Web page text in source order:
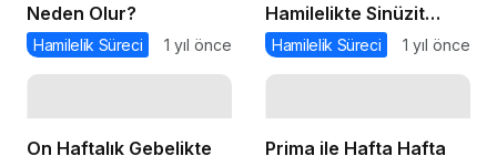
Neden Olur?
Hamilelik Süreci 1 yıl önce
Hamilelikte Sinüzit
Tedavisi
Hamilelik Süreci 1 yıl önce
On Haftalık Gebelikte
Prima ile Hafta Hafta